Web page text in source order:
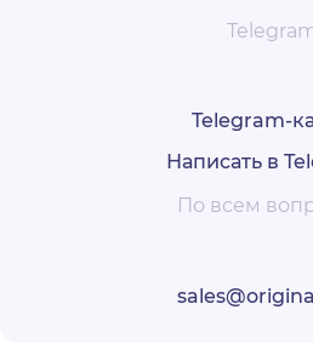
Telegram-
Написать в
По всем